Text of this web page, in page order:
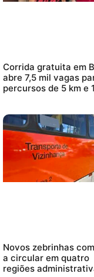
Corrida gratuita em
abre 7,5 mil vagas
percursos de 5 km e
Novos zebrinhas
a circular em quatro
regiões